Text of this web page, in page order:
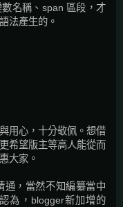
名稱、span 區段，才
法產生的。
用心，十分敬佩。想借
希望版主等高人能從而
大家。
通，當然不知編纂當中
為，blogger新加增的